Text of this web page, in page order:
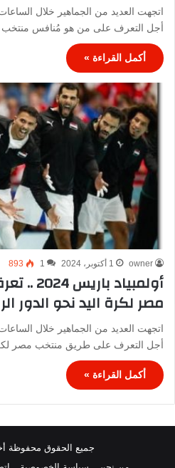
اتجهت العديد من الجماهير خلال
أجل التعرف على من هو مُنافس
أكمل القراءة »
owner 1 أكتوبر، 2024 1
893
مصر لكرة اليد نحو الدور
اتجهت العديد من الجماهير خلال
أجل التعرف على طريق منتخب مصر
أكمل القراءة »
جميع الحقوق محفوظة أخبار 365 ©